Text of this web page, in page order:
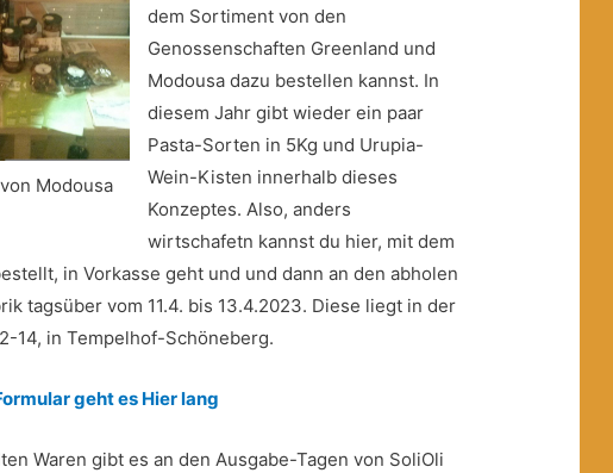
Modousa
dem Sortiment von den
Genossenschaften Greenland und
Modousa dazu bestellen kannst. In
diesem Jahr gibt wieder ein paar
Pasta-Sorten in 5Kg und Urupia-
Wein-Kisten innerhalb dieses
Konzeptes. Also, anders
wirtschafetn kannst du hier, mit dem
in Vorkasse geht und und dann an den abholen
tagsüber vom 11.4. bis 13.4.2023. Diese liegt in der
14, in Tempelhof-Schöneberg.
geht es Hier lang
Waren gibt es an den Ausgabe-Tagen von SoliOli